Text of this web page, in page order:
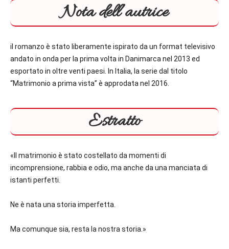
Nota dell’autrice
il romanzo è stato liberamente ispirato da un format televisivo
andato in onda per la prima volta in Danimarca nel 2013 ed
esportato in oltre venti paesi. In Italia, la serie dal titolo
“Matrimonio a prima vista” è approdata nel 2016.
Estratto
«Il matrimonio è stato costellato da momenti di
incomprensione, rabbia e odio, ma anche da una manciata di
istanti perfetti.
Ne è nata una storia imperfetta.
Ma comunque sia, resta la nostra storia.»